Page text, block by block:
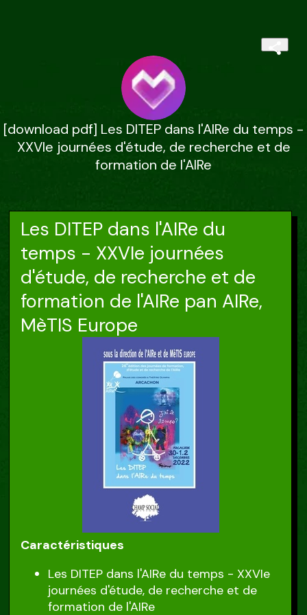
[download pdf] Les DITEP dans l'AIRe du temps -
XXVIe journées d'étude, de recherche et de
formation de l'AIRe
Les DITEP dans l'AIRe du
temps - XXVIe journées
d'étude, de recherche et de
formation de l'AIRe pan AIRe,
MèTIS Europe
Caractéristiques
Les DITEP dans l'AIRe du temps - XXVIe
journées d'étude, de recherche et de
formation de l'AIRe